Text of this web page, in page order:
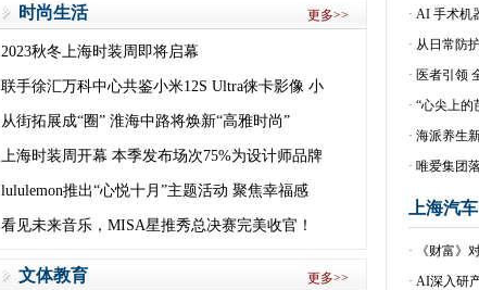
时尚生活 更多>>
2023秋冬上海时装周即将启幕
联手徐汇万科中心共鉴小米12S Ultra徕卡影像 小
从街拓展成“圈” 淮海中路将焕新“高雅时尚”
上海时装周开幕 本季发布场次75%为设计师品牌
lululemon推出“心悦十月”主题活动 聚焦幸福感
看见未来音乐，MISA星推秀总决赛完美收官！
文体教育 更多>>
· AI 手术机
· 从日常防
· 医者引领
· “心尖上的
· 海派养生
· 唯爱集团
上海汽车
·
《财富》
· AI深入研